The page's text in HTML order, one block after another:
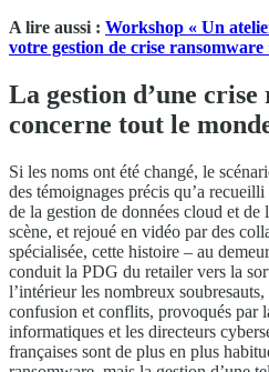
A lire aussi : Workshop « Un
votre gestion de crise ransomware
La gestion d’une crise
concerne tout le
Si les noms ont été changé, le
des témoignages précis qu’a
de la gestion de données cloud et de
scène, et rejoué en vidéo par des
spécialisée, cette histoire – au
conduit la PDG du retailer vers la
l’intérieur les nombreux
confusion et conflits, provoqués par
informatiques et les directeurs
françaises sont de plus en plus